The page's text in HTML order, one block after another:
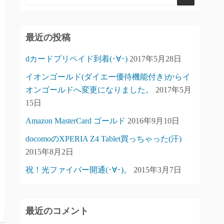
最近の投稿
dカードプリペイド到着(･∀･) 2017年5月28日
イオンゴールド(ダイエー優待機能付き)からイ
オンゴールドへ変更になりました。
2017年5月
15日
Amazon MasterCard ゴールド 2016年9月10日
docomoのXPERIA Z4 Tablet買っちゃった(汗)
2015年8月2日
祝！光ファイバー開通(･∀･)。 2015年3月7日
最近のコメント